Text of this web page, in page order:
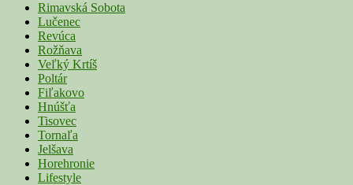
Rimavská Sobota
Lučenec
Revúca
Rožňava
Veľký Krtíš
Poltár
Fiľakovo
Hnúšťa
Tisovec
Tornaľa
Jelšava
Horehronie
Lifestyle